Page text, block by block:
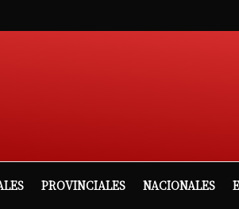
PROVINCIALES NACIONALES